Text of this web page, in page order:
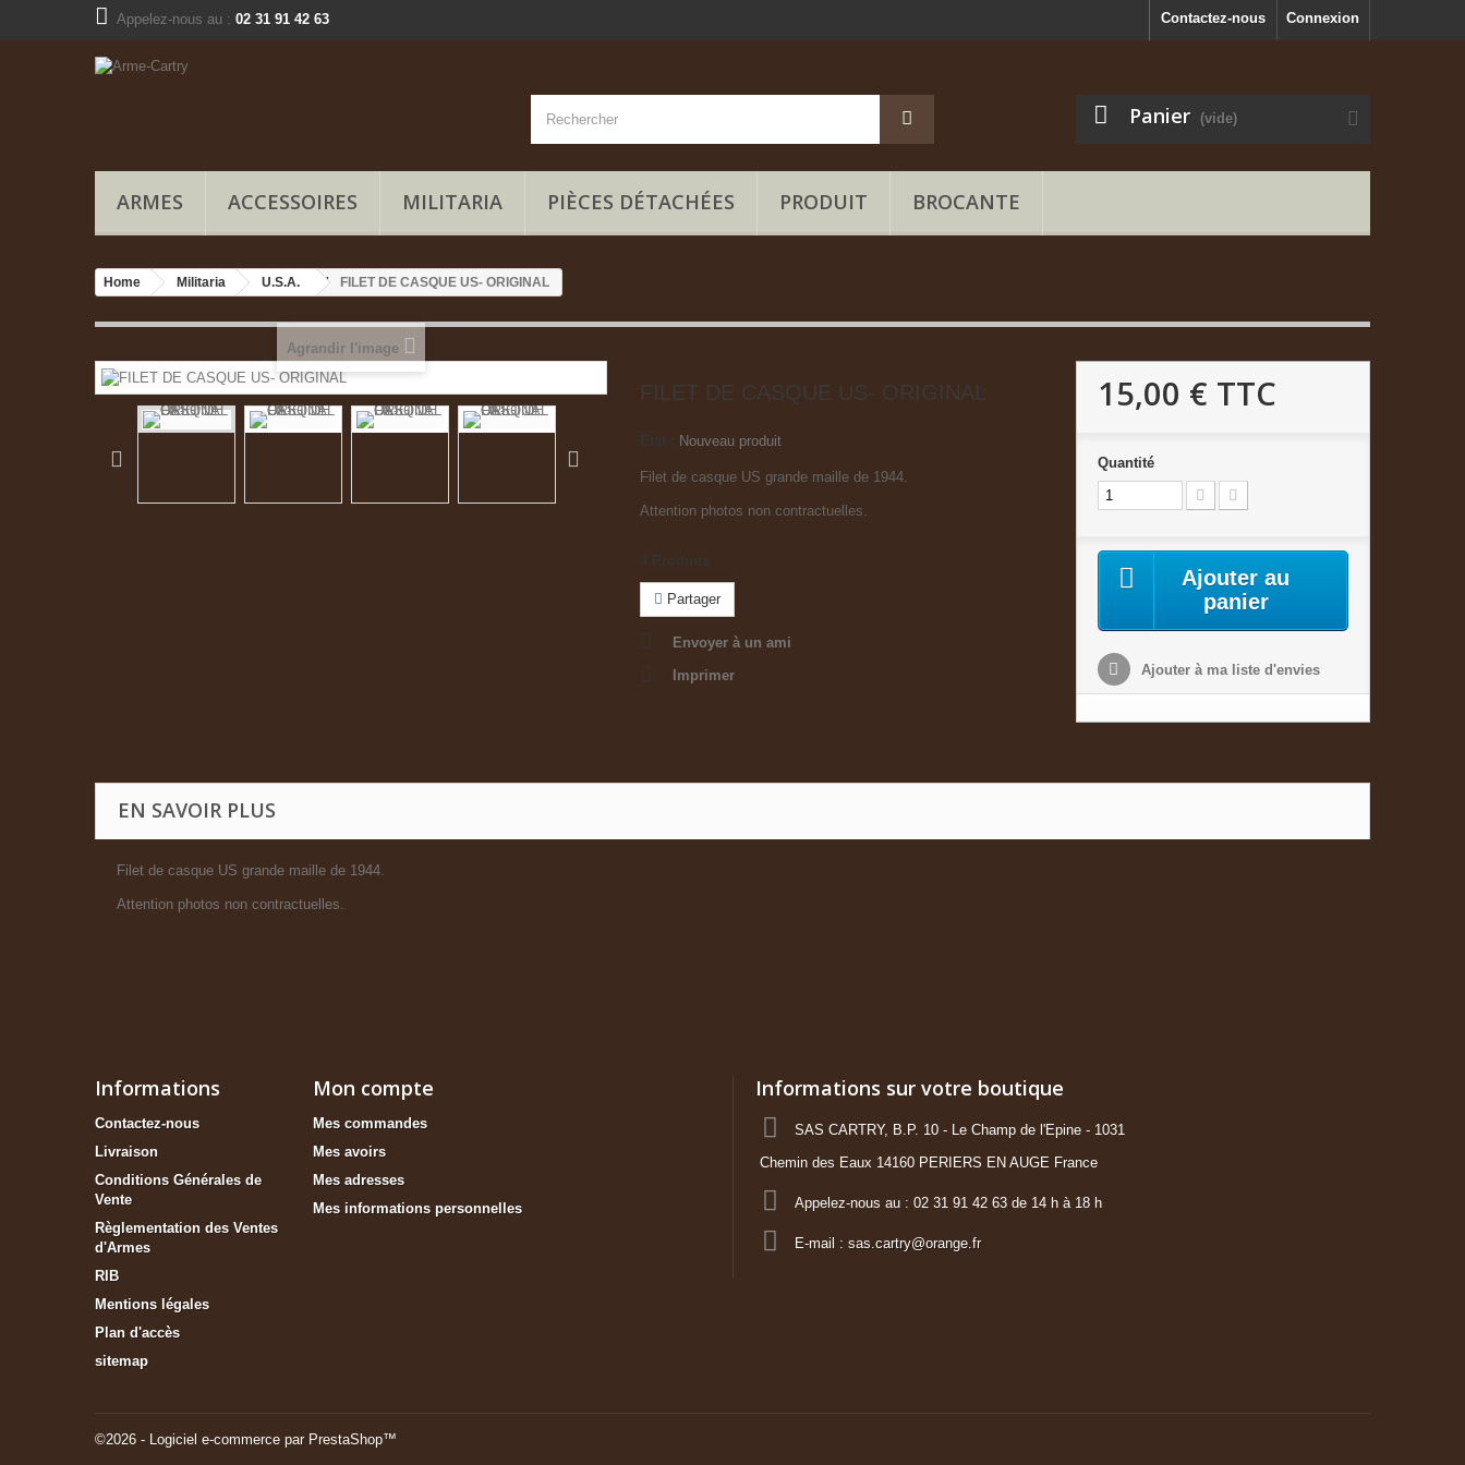
Connexion
Contactez-nous
Appelez-nous au : 02 31 91 42 63
Panier (vide)
ARMES ACCESSOIRES MILITARIA PIÈCES DÉTACHÉES PRODUIT BROCANTE
Home Militaria U.S.A. FILET DE CASQUE US- ORIGINAL
Agrandir l'image
FILET DE CASQUE US- ORIGINAL
Nouveau produit
Filet de casque US grande maille de 1944.
Attention photos non contractuelles.
Partager
Envoyer à un ami
Imprimer
15,00 € TTC
Quantité
Ajouter au
panier
Ajouter à ma liste d'envies
EN SAVOIR PLUS
Filet de casque US grande maille de 1944.
Attention photos non contractuelles.
Informations
Contactez-nous
Livraison
Conditions Générales de
Vente
Règlementation des Ventes
d'Armes
RIB
Mentions légales
Plan d'accès
sitemap
©2026 - Logiciel e-commerce par PrestaShop™
Mon compte
Mes commandes
Mes avoirs
Mes adresses
Mes informations personnelles
Informations sur votre boutique
SAS CARTRY, B.P. 10 - Le Champ de l'Epine - 1031
Chemin des Eaux 14160 PERIERS EN AUGE France
Appelez-nous au : 02 31 91 42 63 de 14 h à 18 h
E-mail : sas.cartry@orange.fr